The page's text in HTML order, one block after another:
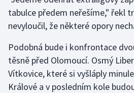
tabulce předem neřešíme," řekl
nevyloučil, že některé opory
Podobná bude i konfrontace
těsně před Olomoucí. Osmý
Vítkovice, které si vyšláply
Králové a v posledním kole